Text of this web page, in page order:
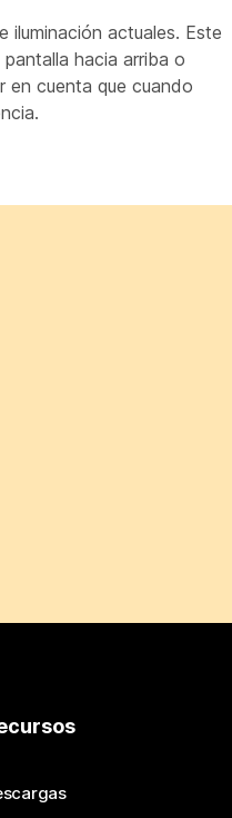
actuales. Este
hacia arriba o
en cuenta que cuando